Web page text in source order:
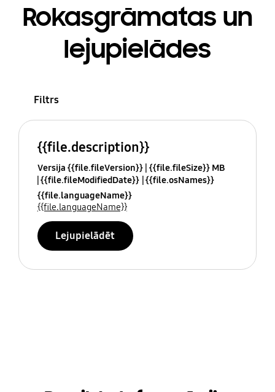
Rokasgrāmatas un
lejupielādes
Filtrs
{{file.description}}
Versija {{file.fileVersion}} {{file.fileSize}} MB
{{file.fileModifiedDate}} {{file.osNames}}
{{file.languageName}}
{{file.languageName}}
Lejupielādēt